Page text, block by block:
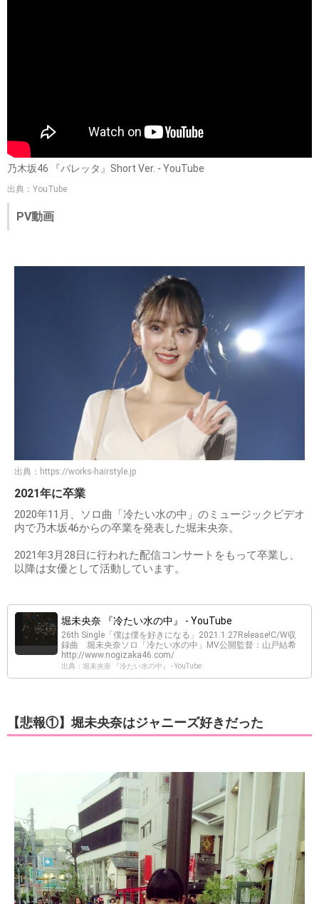
乃木坂46 『バレッタ』Short Ver. - YouTube
出典：YouTube
PV動画
出典： https://works-hairstyle.jp
2021年に卒業
2020年11月、ソロ曲「冷たい水の中」のミュージックビデオ
内で乃木坂46からの卒業を発表した堀未央奈。
2021年3月28日に行われた配信コンサートをもって卒業し、
以降は女優として活動しています。
堀未央奈 『冷たい水の中』 - YouTube
26th Single「僕は僕を好きになる」2021.1.27Release!C/W収
録曲 堀未央奈ソロ「冷たい水の中」MV公開監督：山戸結希
http://www.nogizaka46.com/
出典：堀未央奈 『冷たい水の中』 - YouTube
【悲報①】堀未央奈はジャニーズ好きだった